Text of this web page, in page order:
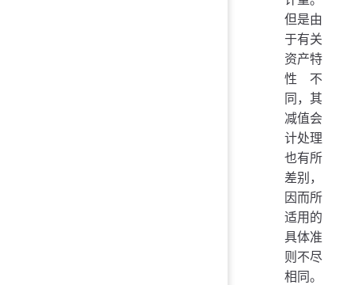
但是由
于有关
资产特
性不
同，其
减值会
计处理
也有所
差别，
因而所
适用的
具体准
则不尽
相同。